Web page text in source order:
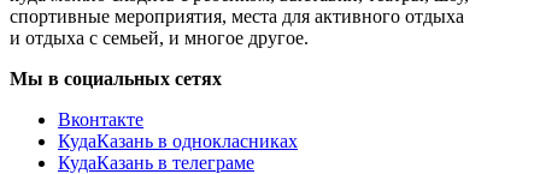
спортивные мероприятия, места для активного отдыха
и отдыха с семьей, и многое другое.
Мы в социальных сетях
Вконтакте
КудаКазань в однокласниках
КудаКазань в телеграме